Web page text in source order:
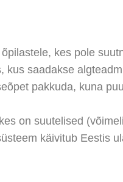
kes pole
kus saadakse
pakkuda, kuna
on suutelised
käivitub Eestis